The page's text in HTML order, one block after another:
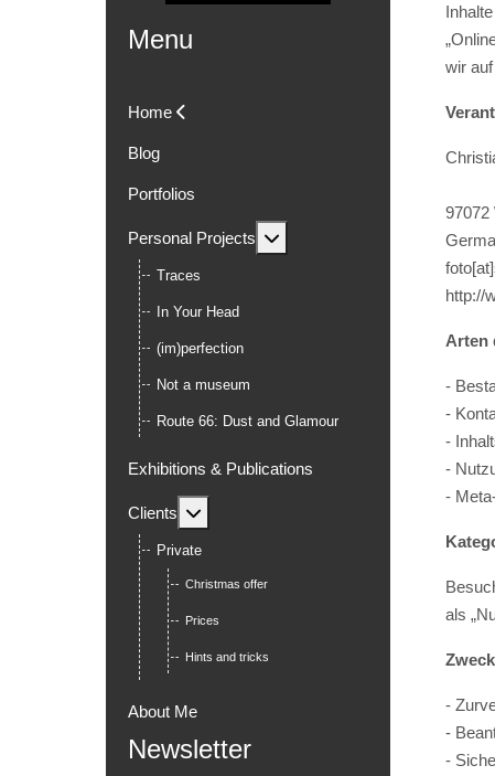
Menu
Home
Blog
Portfolios
Personal Projects
Traces
In Your Head
(im)perfection
Not a museum
Route 66: Dust and Glamour
Exhibitions & Publications
Clients
Private
Christmas offer
Prices
Hints and tricks
About Me
Newsletter
wir
97072
http://
Arten
-
-
-
-
-
als
-
-
-